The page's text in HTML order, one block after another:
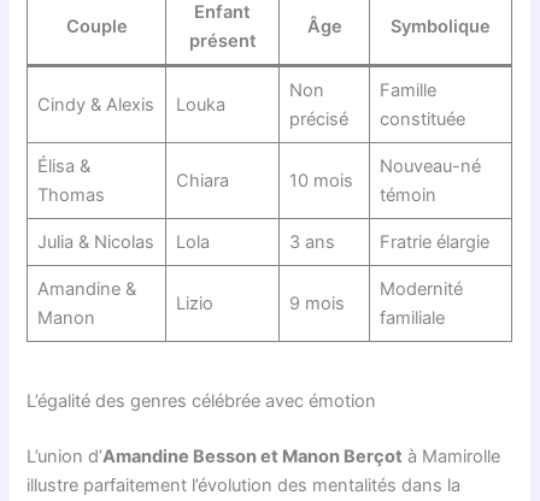
Couple
Enfant
présent
Âge Symbolique
Cindy & Alexis Louka
Non
précisé
Famille
constituée
Élisa &
Thomas
Chiara 10 mois
Nouveau-né
témoin
Julia & Nicolas Lola 3 ans Fratrie élargie
Amandine &
Manon
Lizio 9 mois
Modernité
familiale
L’égalité des genres célébrée avec émotion
L’union d’Amandine Besson et Manon Berçot à Mamirolle
illustre parfaitement l’évolution des mentalités dans la